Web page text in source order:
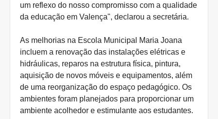
um reflexo do nosso compromisso com a qualidade
da educação em Valença", declarou a secretária.
As melhorias na Escola Municipal Maria Joana
incluem a renovação das instalações elétricas e
hidráulicas, reparos na estrutura física, pintura,
aquisição de novos móveis e equipamentos, além
de uma reorganização do espaço pedagógico. Os
ambientes foram planejados para proporcionar um
ambiente acolhedor e estimulante aos estudantes.